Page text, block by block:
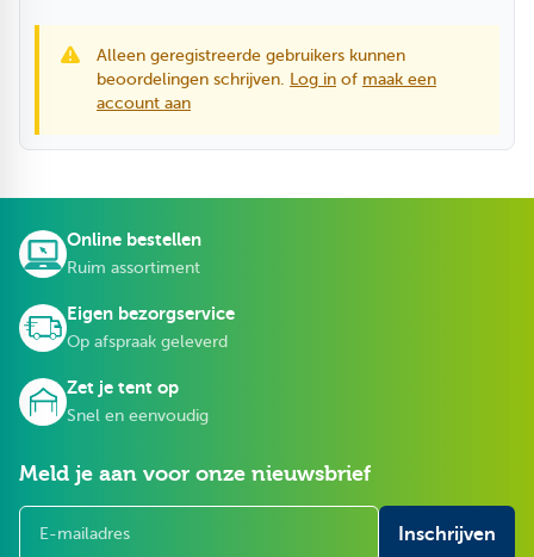
Alleen geregistreerde gebruikers kunnen
beoordelingen schrijven. Log in of maak een
account aan
Online bestellen
Ruim assortiment
Eigen bezorgservice
Op afspraak geleverd
Zet je tent op
Snel en eenvoudig
Meld je aan voor onze nieuwsbrief
E-mailadres
Inschrijven